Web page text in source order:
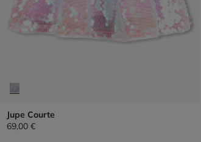
Jupe Courte
69,00 €